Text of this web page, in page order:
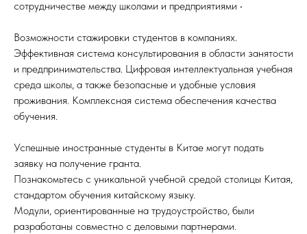
сотрудничестве между школами и предприятиями •
Возможности стажировки студентов в компаниях.
Эффективная система консультирования в области занятости
и предпринимательства. Цифровая интеллектуальная учебная
среда школы, а также безопасные и удобные условия
проживания. Комплексная система обеспечения качества
обучения.
Успешные иностранные студенты в Китае могут подать
заявку на получение гранта.
Познакомьтесь с уникальной учебной средой столицы Китая,
стандартом обучения китайскому языку.
Модули, ориентированные на трудоустройство, были
разработаны совместно с деловыми партнерами.